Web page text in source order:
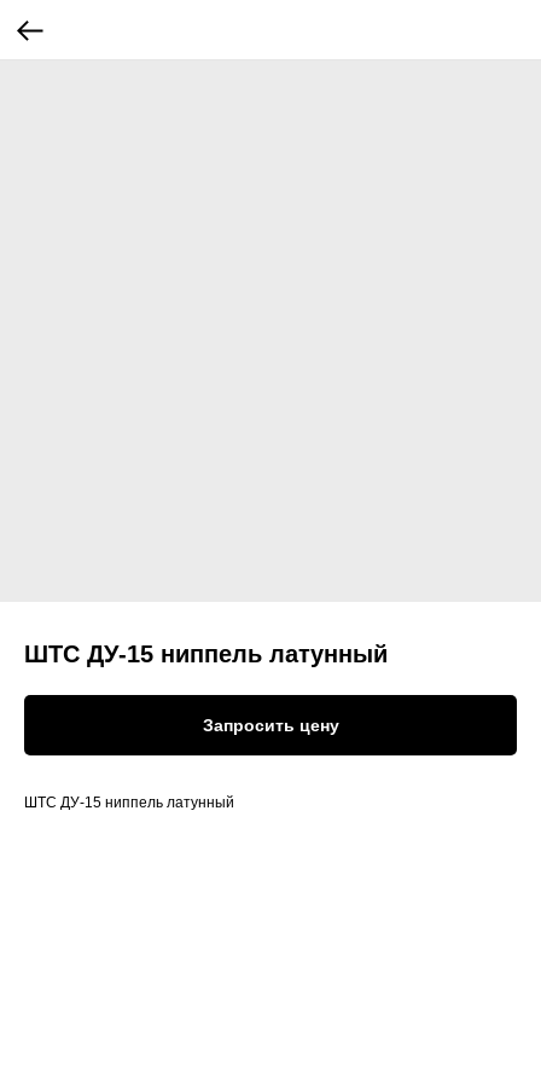
ШТС ДУ-15 ниппель латунный
Запросить цену
ШТС ДУ-15 ниппель латунный